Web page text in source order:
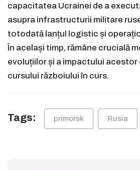
capacitatea Ucrainei de a
asupra infrastructurii militare
totodată lanțul logistic și
În același timp, rămâne crucială
evoluțiilor și a impactului acestor
cursului războiului în curs.
Tags: primorsk Rusia